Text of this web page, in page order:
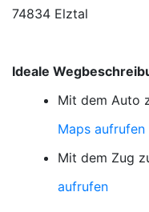
74834 Elztal
Ideale
Mit dem Auto
Maps aufrufen
Mit dem Zug
aufrufen